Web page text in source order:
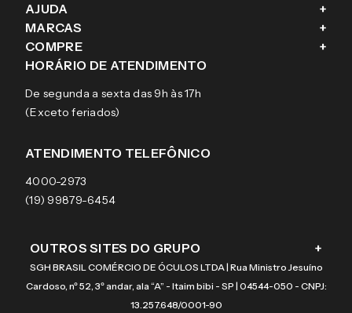
Fale conosco
Blog
Sobre a eÓtica
Aviso de privacidade
Termos e condições de uso
AJUDA +
Como comprar
Trocas e Devoluções
Pagamentos
Garantias
MARCAS +
Ray-Ban
Tecnol
Arnette
Burberry
COMPRE +
Óculos de sol
Lentes de contato
HORÁRIO DE ATENDIMENTO
De segunda a sexta das 9h às 17h
(Exceto feriados)
ATENDIMENTO TELEFÔNICO
4000-2973
(19) 99879-6454
OUTROS SITES DO GRUPO +
SGH BRASIL COMÉRCIO DE ÓCULOS LTDA | Rua Ministro Jesuíno
Cardoso, nº 52, 3º andar, ala “A” - Itaim bibi - SP | 04544-050 - CNPJ:
13.257.648/0001-90